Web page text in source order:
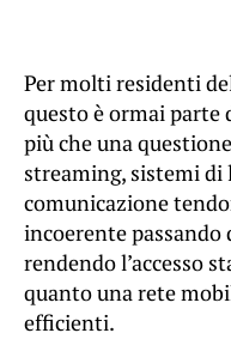
Per molti residenti
questo è ormai
più che una
streaming, sistemi
comunicazione
incoerente passando
rendendo l’accesso
quanto una rete
efficienti.